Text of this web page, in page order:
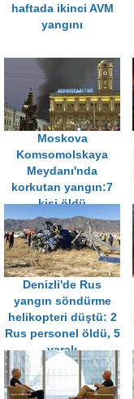
haftada ikinci AVM
yangını
Moskova
Komsomolskaya
Meydanı'nda
korkutan yangın:7
kişi öldü
Denizli'de Rus
yangın söndürme
helikopteri düştü: 2
Rus personel öldü, 5
yaralı